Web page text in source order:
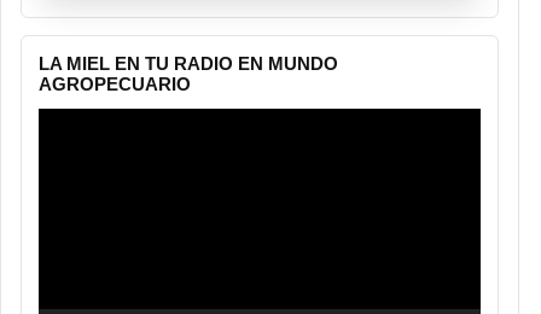
LA MIEL EN TU RADIO EN MUNDO
AGROPECUARIO